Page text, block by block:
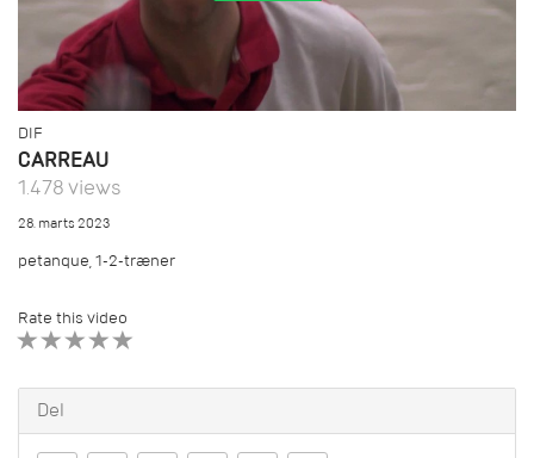
DIF
CARREAU
1.478 views
28. marts 2023
petanque, 1-2-træner
Rate this video
Del